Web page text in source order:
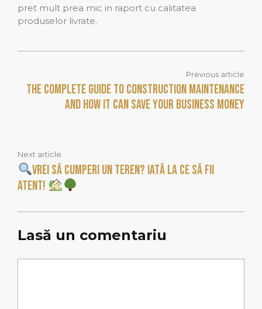
pret mult prea mic in raport cu calitatea
produselor livrate.
Previous article
The Complete Guide to Construction Maintenance
and How It Can Save Your Business Money
Next article
Vrei să cumperi un teren? Iată la ce să fii
atent!
Lasă un comentariu